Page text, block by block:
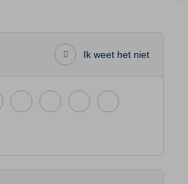
Ik weet het niet